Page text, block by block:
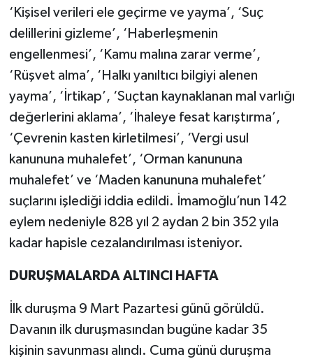
‘Kişisel verileri ele geçirme ve yayma’, ‘Suç
delillerini gizleme’, ‘Haberleşmenin
engellenmesi’, ‘Kamu malına zarar verme’,
‘Rüşvet alma’, ‘Halkı yanıltıcı bilgiyi alenen
yayma’, ‘İrtikap’, ‘Suçtan kaynaklanan mal varlığı
değerlerini aklama’, ‘İhaleye fesat karıştırma’,
‘Çevrenin kasten kirletilmesi’, ‘Vergi usul
kanununa muhalefet’, ‘Orman kanununa
muhalefet’ ve ‘Maden kanununa muhalefet’
suçlarını işlediği iddia edildi. İmamoğlu’nun 142
eylem nedeniyle 828 yıl 2 aydan 2 bin 352 yıla
kadar hapisle cezalandırılması isteniyor.
DURUŞMALARDA ALTINCI HAFTA
İlk duruşma 9 Mart Pazartesi günü görüldü.
Davanın ilk duruşmasından bugüne kadar 35
kişinin savunması alındı. Cuma günü duruşma